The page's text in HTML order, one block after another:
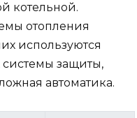
котельной.
отопления
используются
защиты,
автоматика.